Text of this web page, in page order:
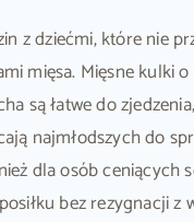
z dziećmi, które nie
mięsa. Mięsne kulki
są łatwe do
najmłodszych do
dla osób ceniących
bez rezygnacji z